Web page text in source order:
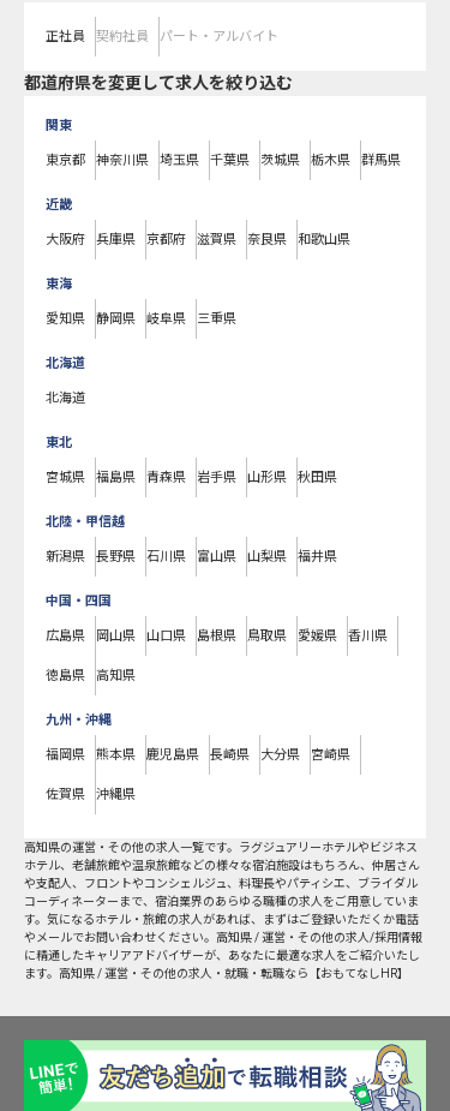
正社員 契約社員 パート・アルバイト
都道府県を変更して求人を絞り込む
関東
東京都 神奈川県 埼玉県 千葉県 茨城県 栃木県 群馬県
近畿
大阪府 兵庫県 京都府 滋賀県 奈良県 和歌山県
東海
愛知県 静岡県 岐阜県 三重県
北海道
北海道
東北
宮城県 福島県 青森県 岩手県 山形県 秋田県
北陸・甲信越
新潟県 長野県 石川県 富山県 山梨県 福井県
中国・四国
広島県 岡山県 山口県 島根県 鳥取県 愛媛県 香川県
徳島県 高知県
九州・沖縄
福岡県 熊本県 鹿児島県 長崎県 大分県 宮崎県
佐賀県 沖縄県
高知県の運営・その他の求人一覧です。ラグジュアリーホテルやビジネス
ホテル、老舗旅館や温泉旅館などの様々な宿泊施設はもちろん、仲居さん
や支配人、フロントやコンシェルジュ、料理長やパティシエ、ブライダル
コーディネーターまで、宿泊業界のあらゆる職種の求人をご用意していま
す。気になるホテル・旅館の求人があれば、まずはご登録いただくか電話
やメールでお問い合わせください。高知県 / 運営・その他の求人/採用情報
に精通したキャリアアドバイザーが、あなたに最適な求人をご紹介いたし
ます。高知県 / 運営・その他の求人・就職・転職なら【おもてなしHR】